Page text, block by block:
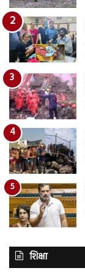
शिक्षा